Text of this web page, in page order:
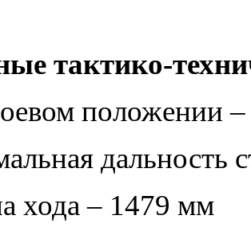
тактико-
положении –
дальность
хода – 1479 мм